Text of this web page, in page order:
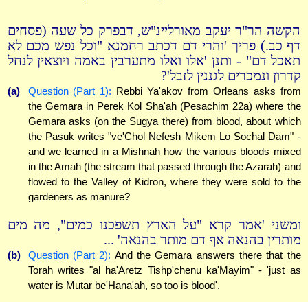
הקשה הר"ר יעקב מאורליינ"ש, דבפרק כל שעה (פסחים
דף כב.) פריך 'והרי דם דכתב רחמנא "וכל נפש מכם לא
תאכל דם" - ותנן 'אלו ואלו מתערבין באמה ויוצאין לנחל
קדרון ונמכרים לגננין לזבל'?
(a) Question (Part 1): Rebbi Ya'akov from Orleans asks from
the Gemara in Perek Kol Sha'ah (Pesachim 22a) where the
Gemara asks (on the Sugya there) from blood, about which
the Pasuk writes "ve'Chol Nefesh Mikem Lo Sochal Dam" -
and we learned in a Mishnah how the various bloods mixed
in the Amah (the stream that passed through the Azarah) and
flowed to the Valley of Kidron, where they were sold to the
gardeners as manure?
ומשני 'אמר קרא "על הארץ תשפכנו כמים", מה מים
מותרין בהנאה אף דם מותר בהנאה' ...
(b) Question (Part 2): And the Gemara answers there that the
Torah writes "al ha'Aretz Tishp'chenu ka'Mayim" - 'just as
water is Mutar be'Hana'ah, so too is blood'.